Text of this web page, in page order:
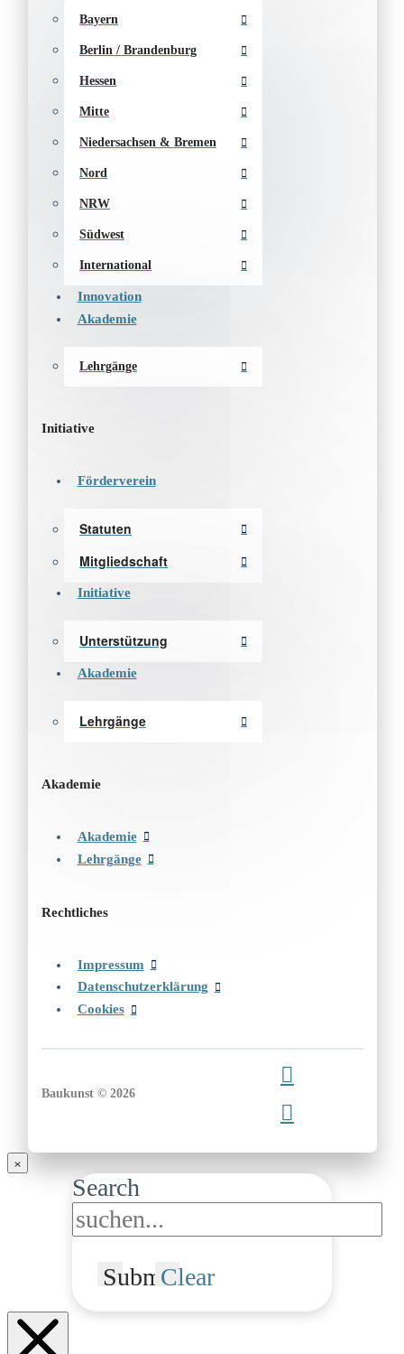
Bayern
Berlin / Brandenburg
Hessen
Mitte
Niedersachsen & Bremen
Nord
NRW
Südwest
International
Innovation
Akademie
Lehrgänge
Initiative
Förderverein
Statuten
Mitgliedschaft
Initiative
Unterstützung
Akademie
Lehrgänge
Akademie
Akademie
Lehrgänge
Rechtliches
Impressum
Datenschutzerklärung
Cookies
Baukunst © 2026
Search
SubmitClear